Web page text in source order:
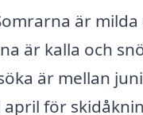
är
är kalla och
är mellan
för